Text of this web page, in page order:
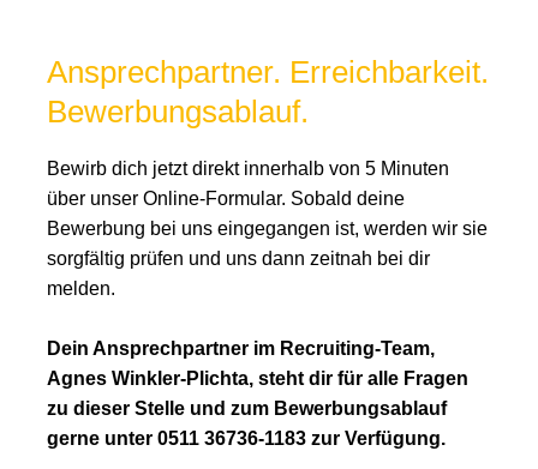
Ansprechpartner. Erreichbarkeit.
Bewerbungsablauf.
Bewirb dich jetzt direkt innerhalb von 5 Minuten
über unser Online-Formular. Sobald deine
Bewerbung bei uns eingegangen ist, werden wir sie
sorgfältig prüfen und uns dann zeitnah bei dir
melden.
Dein Ansprechpartner im Recruiting-Team,
Agnes Winkler-Plichta, steht dir für alle Fragen
zu dieser Stelle und zum Bewerbungsablauf
gerne unter 0511 36736-1183 zur Verfügung.